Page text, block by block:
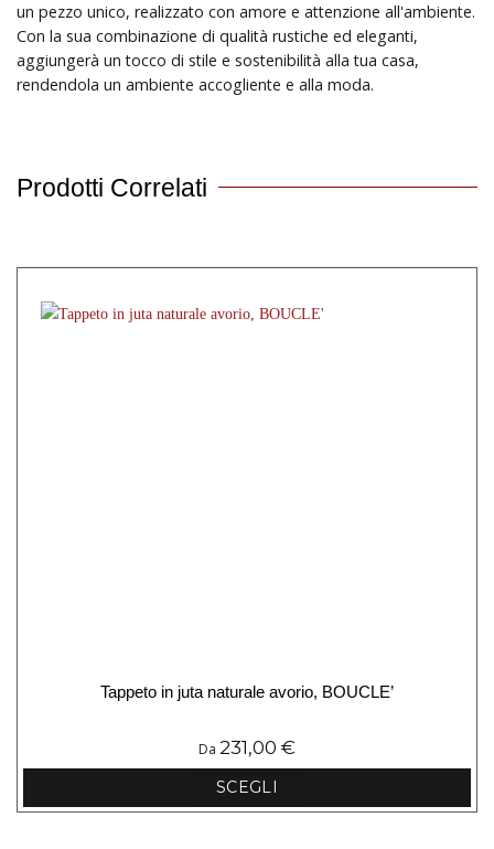
un pezzo unico, realizzato con amore e attenzione all'ambiente.
Con la sua combinazione di qualità rustiche ed eleganti,
aggiungerà un tocco di stile e sostenibilità alla tua casa,
rendendola un ambiente accogliente e alla moda.
Prodotti Correlati
Tappeto in juta naturale avorio, BOUCLE’
Da 231,00 €
SCEGLI
Questo